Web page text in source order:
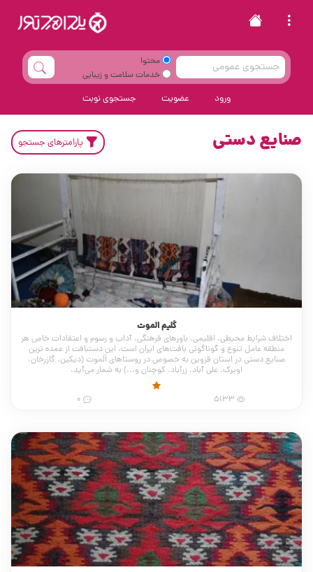
محتوا
خدمات سلامت و زیبایی
ورود عضویت جستجوی نوبت
صنایع دستی
گلیم الموت
اختلاف شرایط محیطی، اقلیمی، باورهای فرهنگی، آداب و رسوم و اعتقادات خاص هر
منطقه عامل تنوع و گوناگونی بافت‌های ایران است. این دست­بافت از عمده­ ترین
صنایع دستی در استان قزوین به­ خصوص در روستاهای اَلَموت (دیکین، گازرخان،
اویرک، علی آباد، زرآباد، کوچنان و...) به شمار می‌آید.